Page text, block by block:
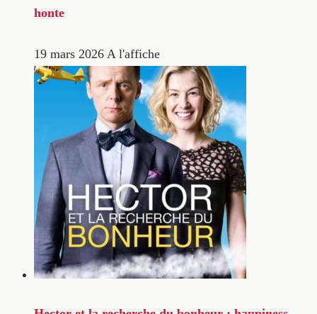
honte
19 mars 2026 A l'affiche